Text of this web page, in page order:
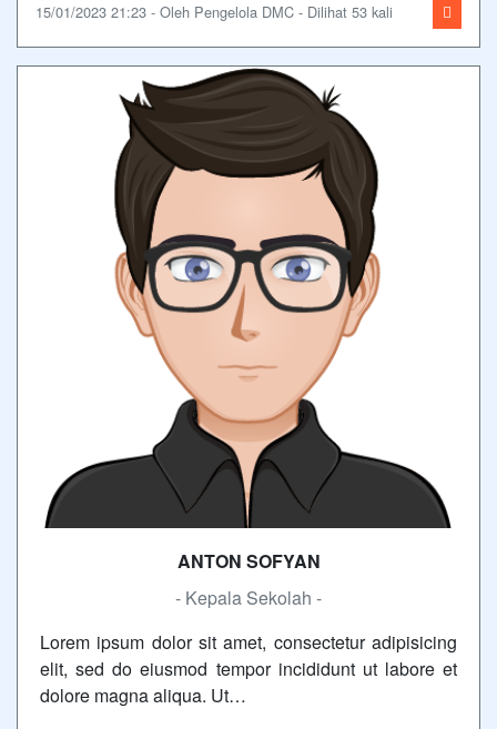
15/01/2023 21:23 - Oleh Pengelola DMC - Dilihat 53 kali
ANTON SOFYAN
- Kepala Sekolah -
Lorem ipsum dolor sit amet, consectetur adipisicing
elit, sed do eiusmod tempor incididunt ut labore et
dolore magna aliqua. Ut…